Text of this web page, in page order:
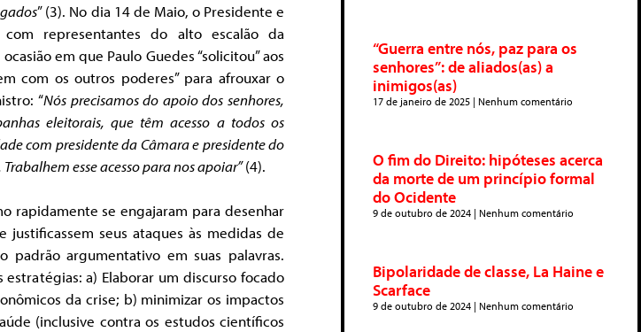
” (3). No dia 14 de Maio, o Presidente e
representantes do alto escalão da
em que Paulo Guedes “solicitou” aos
com os outros poderes” para afrouxar o
“Nós precisamos do apoio dos senhores,
eleitorais, que têm acesso a todos os
com presidente da Câmara e presidente do
esse acesso para nos apoiar”(4).
rapidamente se engajaram para desenhar
justificassem seus ataques às medidas de
padrão argumentativo em suas palavras.
estratégias: a) Elaborar um discurso focado
da crise; b) minimizar os impactos
(inclusive contra os estudos científicos
“Guerra entre nós, paz para os
senhores”: de aliados(as) a
inimigos(as)
17 de janeiro de 2025 Nenhum comentário
O fim do Direito: hipóteses acerca
da morte de um princípio formal
do Ocidente
9 de outubro de 2024 Nenhum comentário
Bipolaridade de classe, La Haine e
Scarface
9 de outubro de 2024 Nenhum comentário